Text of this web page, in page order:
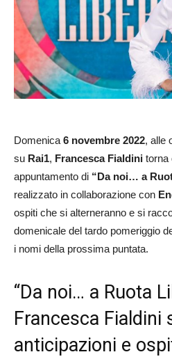
Domenica 6 novembre 2022, alle
su Rai1, Francesca Fialdini torna
appuntamento di “Da noi… a
realizzato in collaborazione con
ospiti che si alterneranno e si
domenicale del tardo pomeriggio
i nomi della prossima puntata.
“Da noi… a Ruota
Francesca Fialdini
anticipazioni e